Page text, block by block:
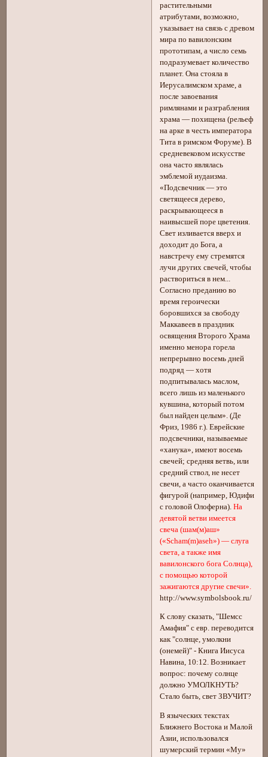
растительными
атрибутами, возможно,
указывает на связь с древом
мира по вавилонским
прототипам, а число семь
подразумевает количество
планет. Она стояла в
Иерусалимском храме, а
после завоевания
римлянами и разграбления
храма — похищена (рельеф
на арке в честь императора
Тита в римском Форуме). В
средневековом искусстве
она часто являлась
эмблемой иудаизма.
«Подсвечник — это
светящееся дерево,
раскрывающееся в
наивысшей поре цветения.
Свет изливается вверх и
доходит до Бога, а
навстречу ему стремятся
лучи других свечей, чтобы
раствориться в нем...
Согласно преданию во
время героически
боровшихся за свободу
Маккавеев в праздник
освящения Второго Храма
именно менора горела
непрерывно восемь дней
подряд — хотя
подпитывалась маслом,
всего лишь из маленького
кувшина, который потом
был найден целым». (Де
Фриз, 1986 г.). Еврейские
подсвечники, называемые
«ханука», имеют восемь
свечей; средняя ветвь, или
средний ствол, не несет
свечи, а часто оканчивается
фигурой (например, Юдифи
с головой Олоферна).На
девятой ветви имеется
свеча (шам(м)аш»
(«Scham(m)aseh») — слуга
света, а также имя
вавилонского бога Солнца),
с помощью которой
зажигаются другие свечи».
http://www.symbolsbook.ru/
К слову сказать, "Шемсс
Амафия" с евр. переводится
как "солнце, умолкни
(онемей)" - Книга Иисуса
Навина, 10:12. Возникает
вопрос: почему солнце
должно УМОЛКНУТЬ?
Стало быть, свет ЗВУЧИТ?
В языческих текстах
Ближнего Востока и Малой
Азии, использовался
шумерский термин «Му»